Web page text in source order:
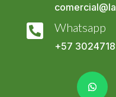
 Whatsapp
+57